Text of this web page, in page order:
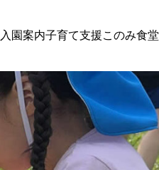
入園案内子育て支援このみ食堂
子育て支援